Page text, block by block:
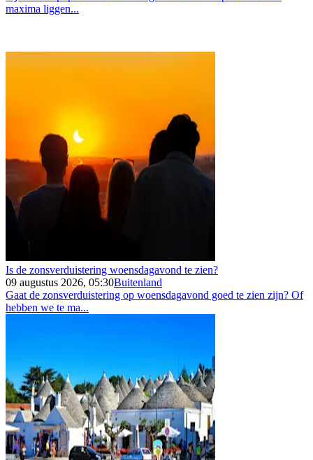
maxima liggen...
Is de zonsverduistering woensdagavond te zien?
09 augustus 2026, 05:30Buitenland
Gaat de zonsverduistering op woensdagavond goed te zien zijn? Of
hebben we te ma...